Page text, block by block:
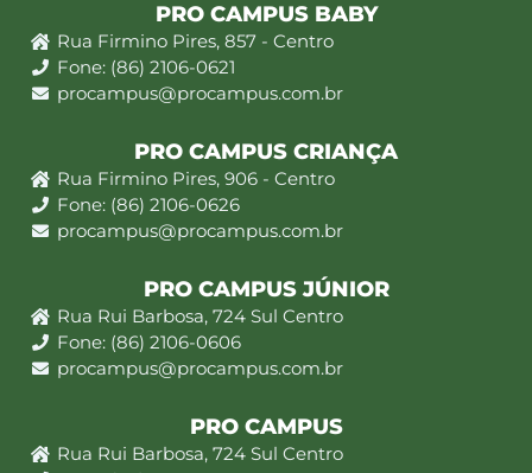
PRO CAMPUS BABY
Rua Firmino Pires, 857 - Centro
Fone: (86) 2106-0621
procampus@procampus.com.br
PRO CAMPUS CRIANÇA
Rua Firmino Pires, 906 - Centro
Fone: (86) 2106-0626
procampus@procampus.com.br
PRO CAMPUS JÚNIOR
Rua Rui Barbosa, 724 Sul Centro
Fone: (86) 2106-0606
procampus@procampus.com.br
PRO CAMPUS
Rua Rui Barbosa, 724 Sul Centro